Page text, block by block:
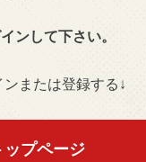
ンして下さい。
または登録する↓
ップページ